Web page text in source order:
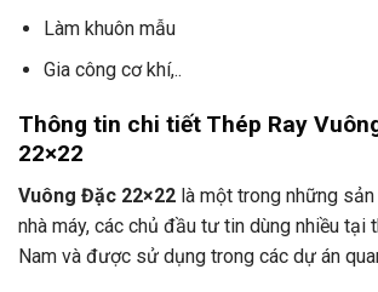
Làm khuôn mẫu
Gia công cơ khí,..
Thông tin chi tiết Thép Ray
22×22
Vuông Đặc 22×22 là một trong những
nhà máy, các chủ đầu tư tin dùng nhiều tại
Nam và được sử dụng trong các dự án